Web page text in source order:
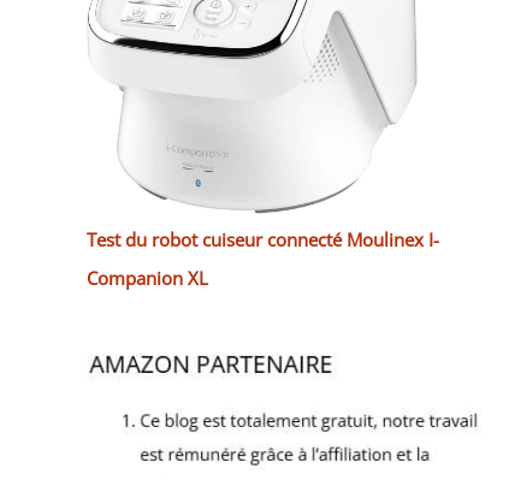
Test du robot cuiseur connecté Moulinex I-
Companion XL